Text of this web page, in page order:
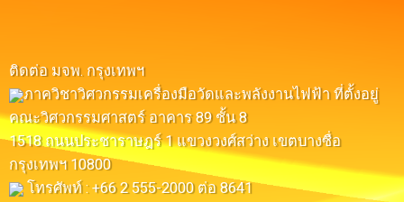
ติดต่อ มจพ. กรุงเทพฯ
ภาควิชาวิศวกรรมเครื่องมือวัดและพลังงานไฟฟ้า ที่ตั้งอยู่
คณะวิศวกรรมศาสตร์ อาคาร 89 ชั้น 8
1518 ถนนประชาราษฎร์ 1 แขวงวงศ์สว่าง เขตบางซื่อ
กรุงเทพฯ 10800
โทรศัพท์ : +66 2 555-2000 ต่อ 8641